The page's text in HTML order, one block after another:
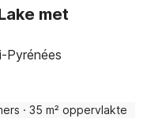
met
Pyrénées
· 35 m² oppervlakte